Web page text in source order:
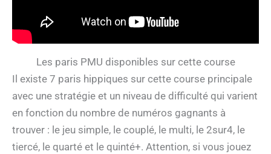
Les paris PMU disponibles sur cette course
Il existe 7 paris hippiques sur cette course principale
avec une stratégie et un niveau de difficulté qui varient
en fonction du nombre de numéros gagnants à
trouver : le jeu simple, le couplé, le multi, le 2sur4, le
tiercé, le quarté et le quinté+. Attention, si vous jouez